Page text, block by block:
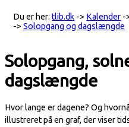
Du er her:tlib.dk -> Kalender -
->Solopgang og dagslængde
Solopgang,
dagslængde
Hvor lange er dagene? Og
illustreret på en graf, der viser